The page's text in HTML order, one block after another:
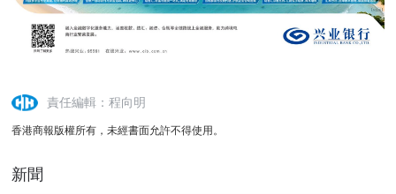
責任編輯：程向明
香港商報版權所有，未經書面允許不得使用。
新聞